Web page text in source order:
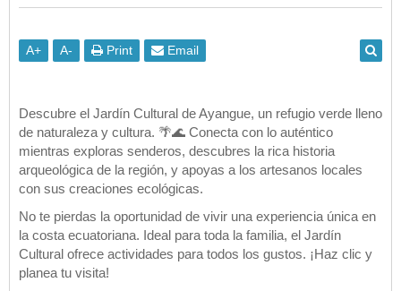
A+ A- Print Email
Descubre el Jardín Cultural de Ayangue, un refugio verde lleno
de naturaleza y cultura. 🌴🌊 Conecta con lo auténtico
mientras exploras senderos, descubres la rica historia
arqueológica de la región, y apoyas a los artesanos locales
con sus creaciones ecológicas.
No te pierdas la oportunidad de vivir una experiencia única en
la costa ecuatoriana. Ideal para toda la familia, el Jardín
Cultural ofrece actividades para todos los gustos. ¡Haz clic y
planea tu visita!